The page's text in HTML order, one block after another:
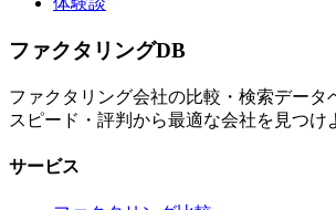
ファクタリングDB
ファクタリング会社の比較・検索データ
スピード・評判から最適な会社を見つけ
サービス